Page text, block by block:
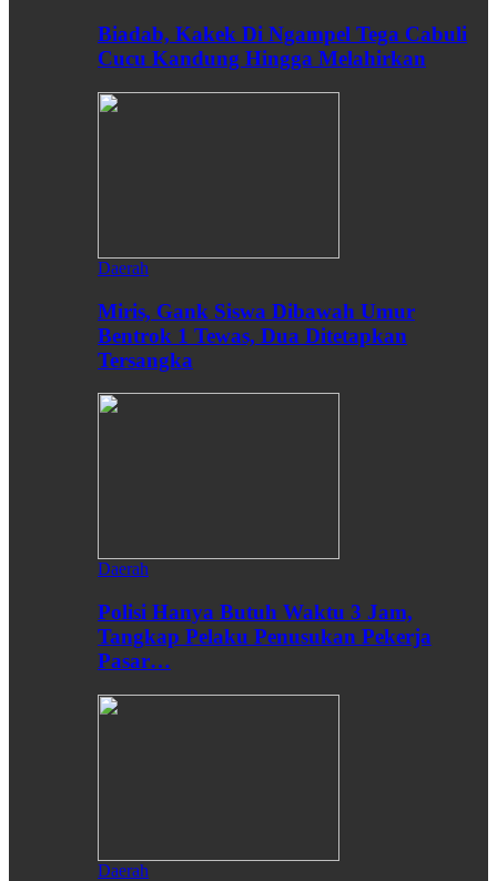
Biadab, Kakek Di Ngampel Tega Cabuli
Cucu Kandung Hingga Melahirkan
Daerah
Miris, Gank Siswa Dibawah Umur
Bentrok 1 Tewas, Dua Ditetapkan
Tersangka
Daerah
Polisi Hanya Butuh Waktu 3 Jam,
Tangkap Pelaku Penusukan Pekerja
Pasar…
Daerah